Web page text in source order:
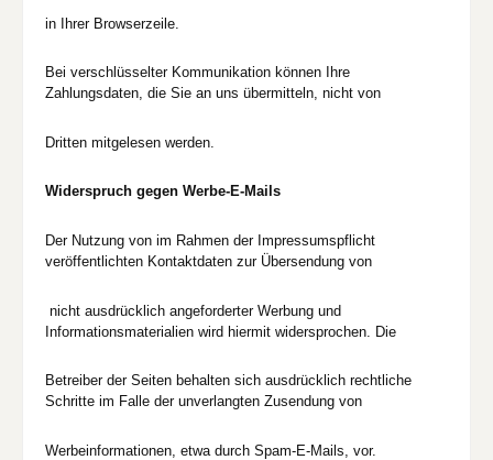
in Ihrer Browserzeile.
Bei verschlüsselter Kommunikation können Ihre
Zahlungsdaten, die Sie an uns übermitteln, nicht von
Dritten mitgelesen werden.
Widerspruch gegen Werbe-E-Mails
Der Nutzung von im Rahmen der Impressumspflicht
veröffentlichten Kontaktdaten zur Übersendung von
nicht ausdrücklich angeforderter Werbung und
Informationsmaterialien wird hiermit widersprochen. Die
Betreiber der Seiten behalten sich ausdrücklich rechtliche
Schritte im Falle der unverlangten Zusendung von
Werbeinformationen, etwa durch Spam-E-Mails, vor.